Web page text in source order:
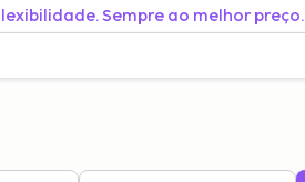
Sempre ao melhor preço.